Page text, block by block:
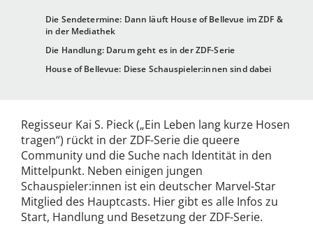
Die Sendetermine: Dann läuft House of Bellevue im ZDF &
in der Mediathek
Die Handlung: Darum geht es in der ZDF-Serie
House of Bellevue: Diese Schauspieler:innen sind dabei
Regisseur Kai S. Pieck („Ein Leben lang kurze Hosen
tragen“) rückt in der ZDF-Serie die queere
Community und die Suche nach Identität in den
Mittelpunkt. Neben einigen jungen
Schauspieler:innen ist ein deutscher Marvel-Star
Mitglied des Hauptcasts. Hier gibt es alle Infos zu
Start, Handlung und Besetzung der ZDF-Serie.